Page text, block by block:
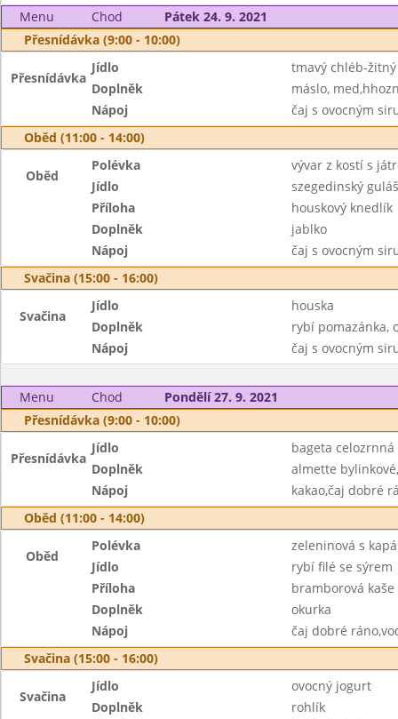
Menu Chod
Pátek 24. 9. 2021
Přesnídávka (9:00 - 10:00)
Přesnídávka
Jídlo
tmavý chléb-žitný
Doplněk
máslo,
Nápoj
čaj s ovocným
Oběd (11:00 - 14:00)
Oběd
Polévka
vývar z kostí s
Jídlo
szegedinský guláš
Příloha
houskový knedlík
Doplněk
jablko
Nápoj
čaj s ovocným
Svačina (15:00 - 16:00)
Svačina
Jídlo
houska
Doplněk
rybí pomazánka,
Nápoj
čaj s ovocným
Menu Chod
Pondělí 27. 9. 2021
Přesnídávka (9:00 - 10:00)
Přesnídávka
Jídlo
bageta celozrnná
Doplněk
almette
Nápoj
kakao,čaj dobré
Oběd (11:00 - 14:00)
Oběd
Polévka
zeleninová s
Jídlo
rybí filé se sýrem
Příloha
bramborová kaše
Doplněk
okurka
Nápoj
čaj dobré
Svačina (15:00 - 16:00)
Svačina
Jídlo
ovocný jogurt
Doplněk
rohlík